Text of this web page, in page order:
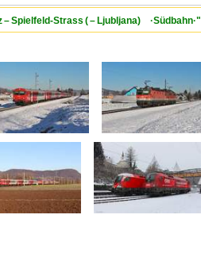
Spielfeld-Strass ( – Ljubljana) ·Südbahn·"